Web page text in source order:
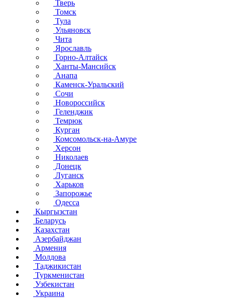
Тверь
Томск
Тула
Ульяновск
Чита
Ярославль
Горно-Алтайск
Ханты-Мансийск
Анапа
Каменск-Уральский
Сочи
Новороссийск
Геленджик
Темрюк
Курган
Комсомольск-на-Амуре
Херсон
Николаев
Донецк
Луганск
Харьков
Запорожье
Одесса
Кыргызстан
Беларусь
Казахстан
Азербайджан
Армения
Молдова
Таджикистан
Туркменистан
Узбекистан
Украина